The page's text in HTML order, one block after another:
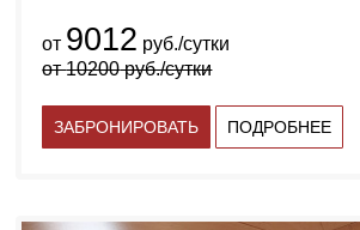
от 9012 руб./сутки
от10200руб./сутки
ЗАБРОНИРОВАТЬ ПОДРОБНЕЕ